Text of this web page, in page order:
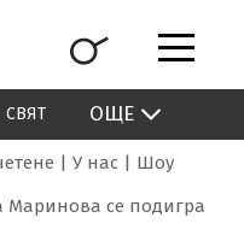
СВЯТ ОЩЕ
У нас
Шоу
се подигра